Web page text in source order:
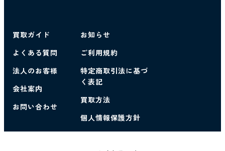
買取ガイド
よくある質問
法人のお客様
会社案内
お問い合わせ
お知らせ
ご利用規約
特定商取引法に基づ
く表記
買取方法
個人情報保護方針